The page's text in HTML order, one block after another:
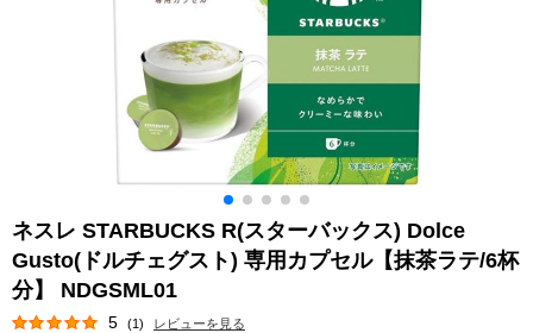
ネスレ STARBUCKS R(スターバックス) Dolce
Gusto(ドルチェグスト) 専用カプセル【抹茶ラテ/6杯
分】 NDGSML01
5 (1) レビューを見る